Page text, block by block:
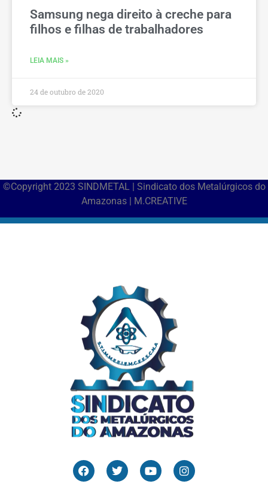
Samsung nega direito à creche para
filhos e filhas de trabalhadores
LEIA MAIS »
24 de outubro de 2020
©Copyright 2023 SINDMETAL | Sindicato dos Metalúrgicos do
Amazonas | M.CREATIVE